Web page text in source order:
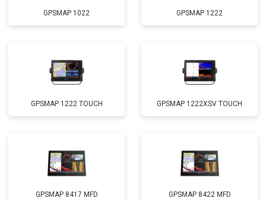
GPSMAP 1022 GPSMAP 1222
GPSMAP 1222 TOUCH GPSMAP 1222XSV TOUCH
GPSMAP 8417 MFD GPSMAP 8422 MFD